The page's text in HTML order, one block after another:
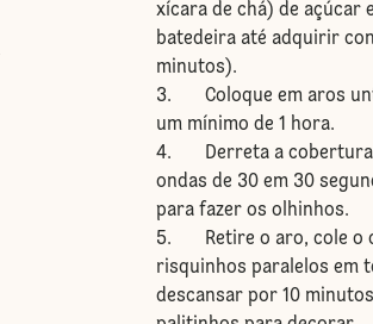
xícara de chá) de açúcar
batedeira até adquirir
minutos).
3. Coloque em aros
um mínimo de 1 hora.
4. Derreta a cobertura
ondas de 30 em 30
para fazer os olhinhos.
5. Retire o aro, cole o
risquinhos paralelos em
descansar por 10